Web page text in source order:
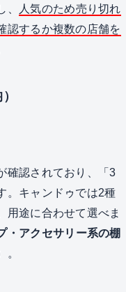
人気のため売り切れ
認するか複数の店舗を
確認されており、「3
。キャンドゥでは2種
用途に合わせて選べま
・アクセサリー系の棚